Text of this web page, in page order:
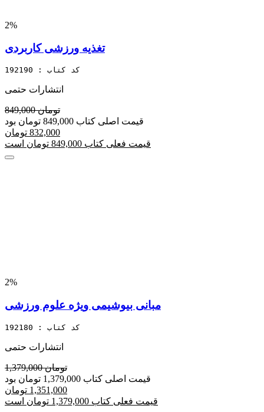
2%
تغذیه ورزشی کاربردی
کد کتاب : 192190
انتشارات حتمی
849,000 تومان
قیمت اصلی کتاب 849,000 تومان بود
832,000 تومان
قیمت فعلی کتاب 849,000 تومان است
2%
مبانی بیوشیمی ویژه علوم ورزشی
کد کتاب : 192180
انتشارات حتمی
1,379,000 تومان
قیمت اصلی کتاب 1,379,000 تومان بود
1,351,000 تومان
قیمت فعلی کتاب 1,379,000 تومان است